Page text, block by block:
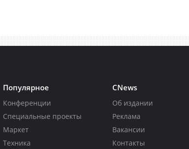
Популярное
Конференции
Специальные проекты
Маркет
Техника
CNews
Об издании
Реклама
Вакансии
Контакты